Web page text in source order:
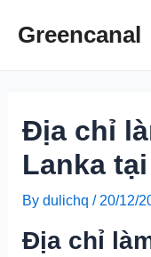
Greencanal
Địa chỉ
Lanka
By dulichq / 20/12/
Địa chỉ